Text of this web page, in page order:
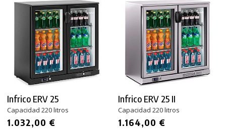
Infrico ERV 25
Capacidad 220 litros
1.032,00 €
Infrico ERV 25 II
Capacidad 220 litros
1.164,00 €